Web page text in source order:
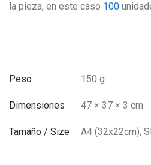
la pieza, en este caso 100
Peso 150 g
Dimensiones 47 × 37 × 3 cm
Tamaño / Size A4 (32x22cm),